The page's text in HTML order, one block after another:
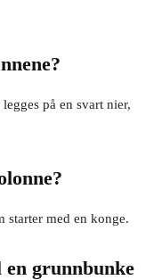
på en svart nier,
starter med en konge.
grunnbunke